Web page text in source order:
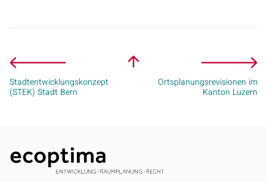
Stadtentwicklungskonzept
(STEK) Stadt Bern
Ortsplanungsrevisionen im
Kanton Luzern